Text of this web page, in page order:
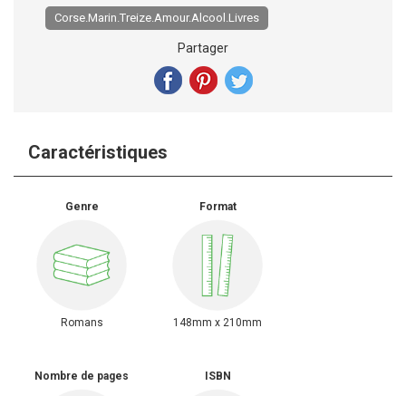
Corse.Marin.Treize.Amour.Alcool.Livres
Partager
Caractéristiques
Genre
Romans
Format
148mm x 210mm
Nombre de pages ISBN